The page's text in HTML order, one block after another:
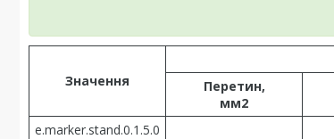
Значення
Перетин,
мм2
e.marker.stand.0.1.5.0